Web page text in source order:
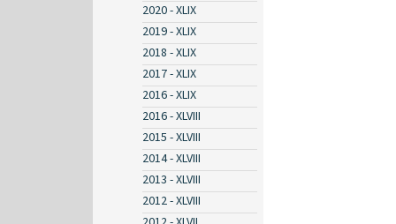
2020 - XLIX
2019 - XLIX
2018 - XLIX
2017 - XLIX
2016 - XLIX
2016 - XLVIII
2015 - XLVIII
2014 - XLVIII
2013 - XLVIII
2012 - XLVIII